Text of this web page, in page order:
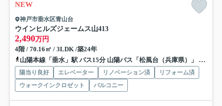
NEW
神戸市垂水区青山台
ウインヒルズジェームス山413
2,490万円
4階 / 70.16㎡ / 3LDK /築24年
山陽本線「垂水」駅 バス15分 山陽バス「松風台（兵庫県）」 停歩3分
陽当り良好 エレベーター リノベーション済
リフォーム済
ウォークインクロゼット
バルコニー